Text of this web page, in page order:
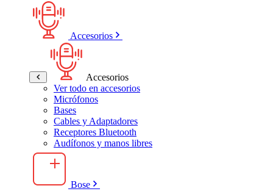
Accesorios
Accesorios
Ver todo en accesorios
Micrófonos
Bases
Cables y Adaptadores
Receptores Bluetooth
Audífonos y manos libres
Bose